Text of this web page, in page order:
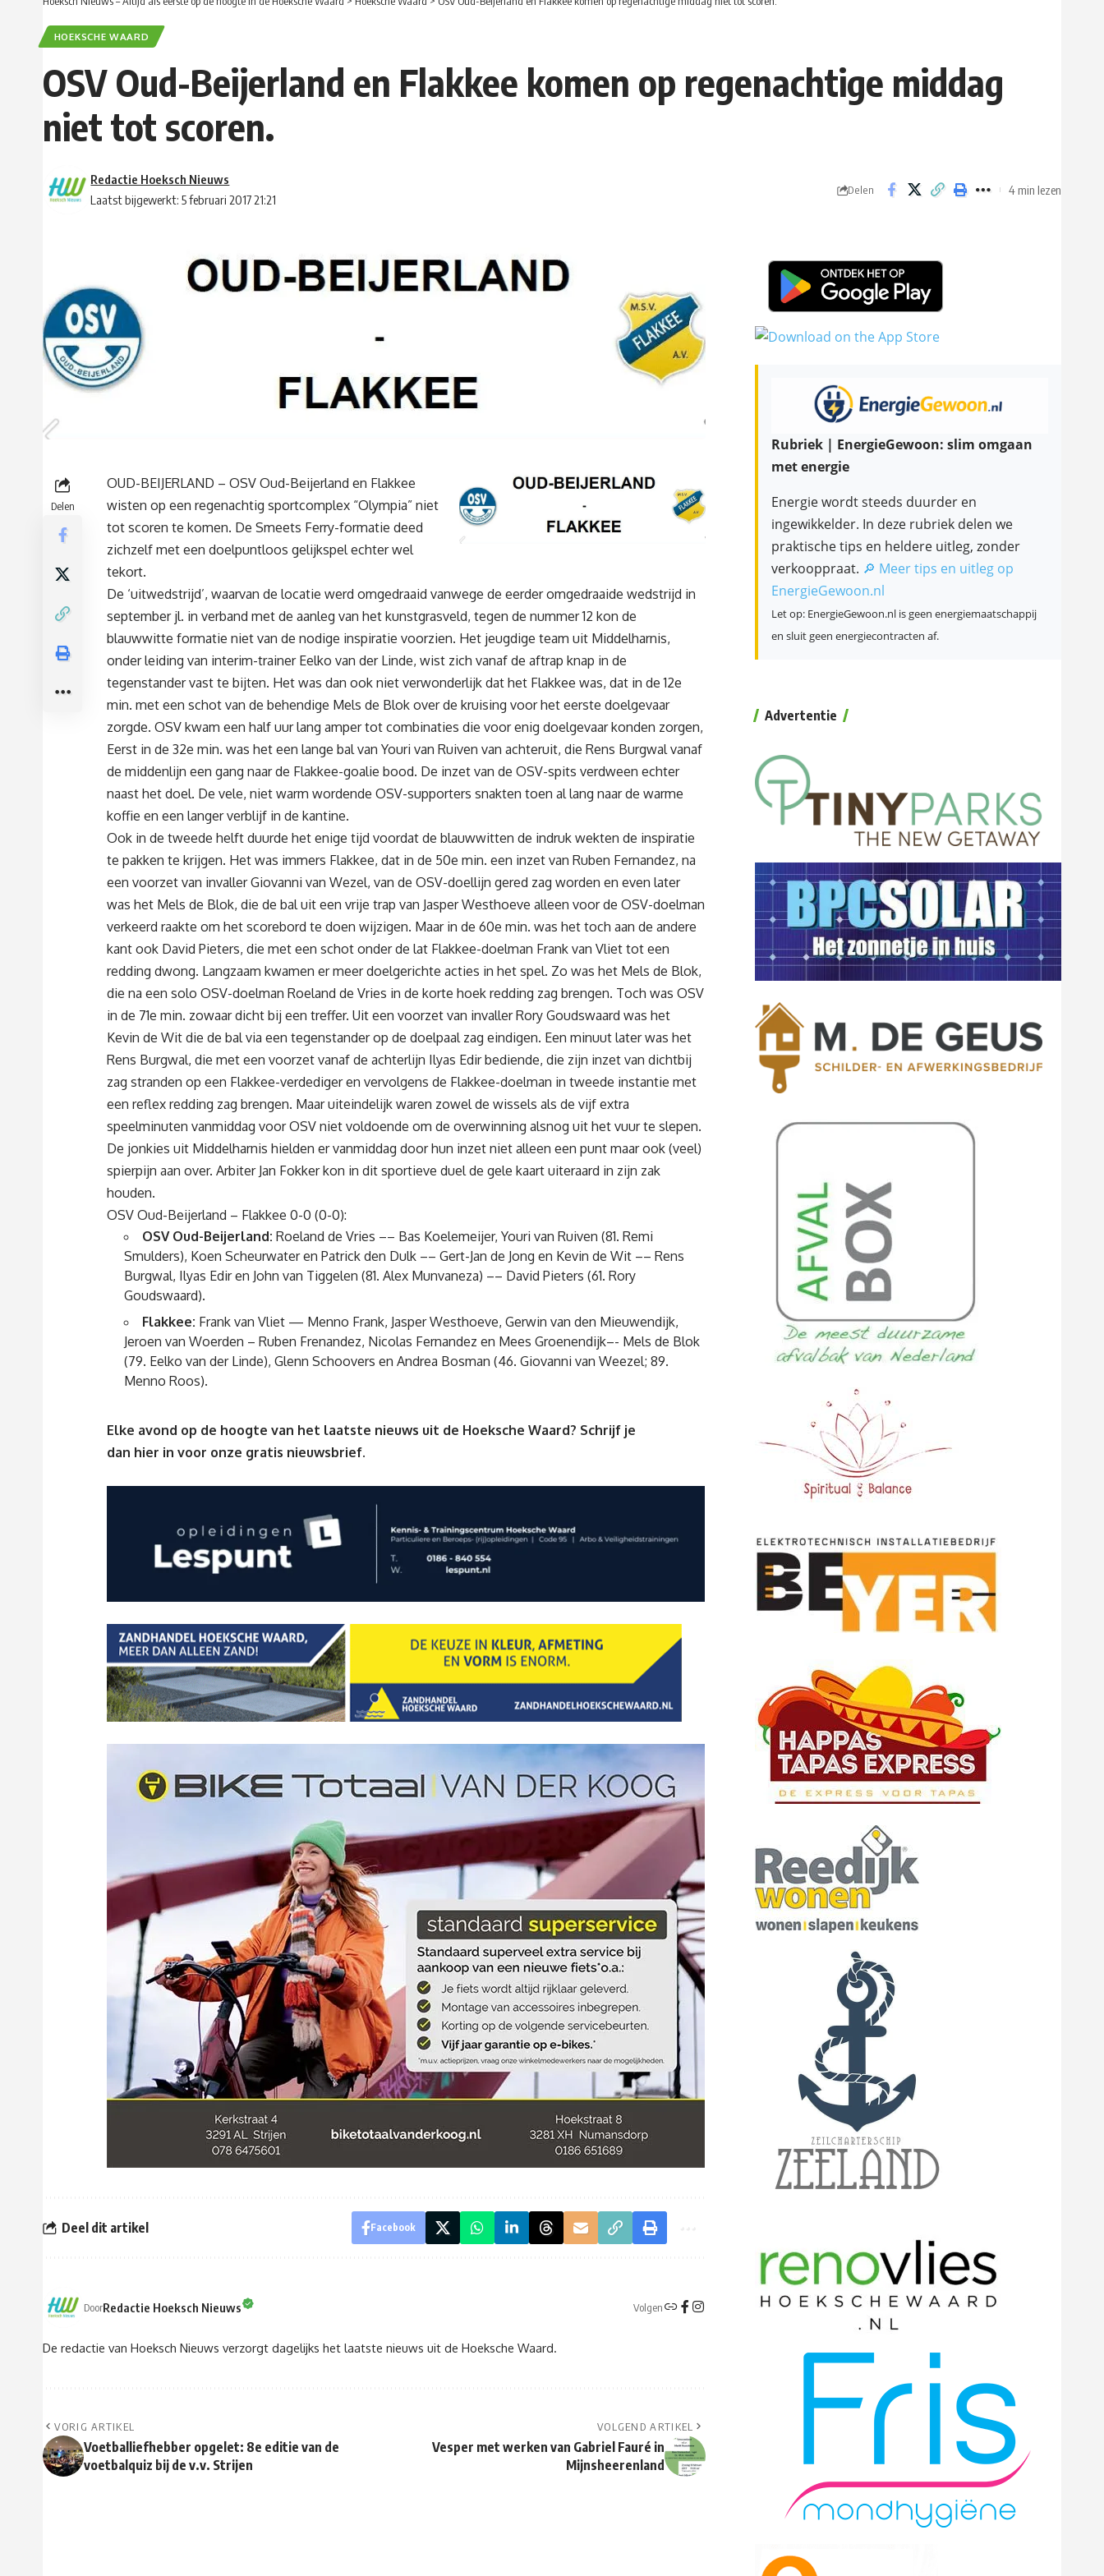
HOEKSCHE WAARD
OSV Oud-Beijerland en Flakkee komen op regenachtige middag
niet tot scoren.
Laatst bijgewerkt: 5 februari 2017 21:21
Redactie Hoeksch Nieuws
Delen 4 min lezen
Delen
OUD-BEIJERLAND – OSV Oud-Beijerland en Flakkee
wisten op een regenachtig sportcomplex “Olympia” niet
tot scoren te komen. De Smeets Ferry-formatie deed
zichzelf met een doelpuntloos gelijkspel echter wel
tekort.
De ‘uitwedstrijd’, waarvan de locatie werd omgedraaid vanwege de eerder omgedraaide wedstrijd in
september jl. in verband met de aanleg van het kunstgrasveld, tegen de nummer 12 kon de
blauwwitte formatie niet van de nodige inspiratie voorzien. Het jeugdige team uit Middelharnis,
onder leiding van interim-trainer Eelko van der Linde, wist zich vanaf de aftrap knap in de
tegenstander vast te bijten. Het was dan ook niet verwonderlijk dat het Flakkee was, dat in de 12e
min. met een schot van de behendige Mels de Blok over de kruising voor het eerste doelgevaar
zorgde. OSV kwam een half uur lang amper tot combinaties die voor enig doelgevaar konden zorgen,
Eerst in de 32e min. was het een lange bal van Youri van Ruiven van achteruit, die Rens Burgwal vanaf
de middenlijn een gang naar de Flakkee-goalie bood. De inzet van de OSV-spits verdween echter
naast het doel. De vele, niet warm wordende OSV-supporters snakten toen al lang naar de warme
koffie en een langer verblijf in de kantine.
Ook in de tweede helft duurde het enige tijd voordat de blauwwitten de indruk wekten de inspiratie
te pakken te krijgen. Het was immers Flakkee, dat in de 50e min. een inzet van Ruben Fernandez, na
een voorzet van invaller Giovanni van Wezel, van de OSV-doellijn gered zag worden en even later
was het Mels de Blok, die de bal uit een vrije trap van Jasper Westhoeve alleen voor de OSV-doelman
verkeerd raakte om het scorebord te doen wijzigen. Maar in de 60e min. was het toch aan de andere
kant ook David Pieters, die met een schot onder de lat Flakkee-doelman Frank van Vliet tot een
redding dwong. Langzaam kwamen er meer doelgerichte acties in het spel. Zo was het Mels de Blok,
die na een solo OSV-doelman Roeland de Vries in de korte hoek redding zag brengen. Toch was OSV
in de 71e min. zowaar dicht bij een treffer. Uit een voorzet van invaller Rory Goudswaard was het
Kevin de Wit die de bal via een tegenstander op de doelpaal zag eindigen. Een minuut later was het
Rens Burgwal, die met een voorzet vanaf de achterlijn Ilyas Edir bediende, die zijn inzet van dichtbij
zag stranden op een Flakkee-verdediger en vervolgens de Flakkee-doelman in tweede instantie met
een reflex redding zag brengen. Maar uiteindelijk waren zowel de wissels als de vijf extra
speelminuten vanmiddag voor OSV niet voldoende om de overwinning alsnog uit het vuur te slepen.
De jonkies uit Middelharnis hielden er vanmiddag door hun inzet niet alleen een punt maar ook (veel)
spierpijn aan over. Arbiter Jan Fokker kon in dit sportieve duel de gele kaart uiteraard in zijn zak
houden.
OSV Oud-Beijerland – Flakkee 0-0 (0-0):
OSV Oud-Beijerland: Roeland de Vries –– Bas Koelemeijer, Youri van Ruiven (81. Remi
Smulders), Koen Scheurwater en Patrick den Dulk –– Gert-Jan de Jong en Kevin de Wit –– Rens
Burgwal, Ilyas Edir en John van Tiggelen (81. Alex Munvaneza) –– David Pieters (61. Rory
Goudswaard).
Flakkee: Frank van Vliet — Menno Frank, Jasper Westhoeve, Gerwin van den Mieuwendijk,
Jeroen van Woerden – Ruben Frenandez, Nicolas Fernandez en Mees Groenendijk–- Mels de Blok
(79. Eelko van der Linde), Glenn Schoovers en Andrea Bosman (46. Giovanni van Weezel; 89.
Menno Roos).
Elke avond op de hoogte van het laatste nieuws uit de Hoeksche Waard? Schrijf je
dan hier in voor onze gratis nieuwsbrief.
Deel dit artikel Facebook
DoorRedactie Hoeksch Nieuws Volgen
De redactie van Hoeksch Nieuws verzorgt dagelijks het laatste nieuws uit de Hoeksche Waard.
VORIG ARTIKEL
Voetballiefhebber opgelet: 8e editie van de
voetbalquiz bij de v.v. Strijen
VOLGEND ARTIKEL
Vesper met werken van Gabriel Fauré in
Mijnsheerenland
Rubriek | EnergieGewoon: slim omgaan
met energie
Energie wordt steeds duurder en
ingewikkelder. In deze rubriek delen we
praktische tips en heldere uitleg, zonder
verkooppraat. 🔎 Meer tips en uitleg op
EnergieGewoon.nl
Let op: EnergieGewoon.nl is geen energiemaatschappij
en sluit geen energiecontracten af.
Advertentie